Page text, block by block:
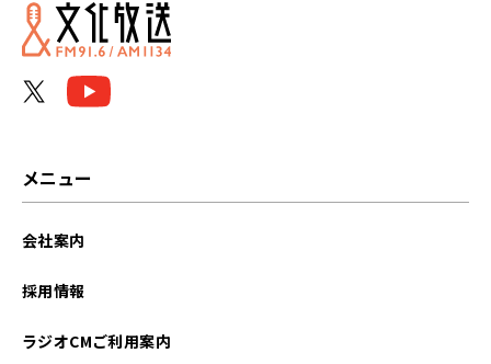
2025年01月
メニュー
会社案内
採用情報
ラジオCMご利用案内